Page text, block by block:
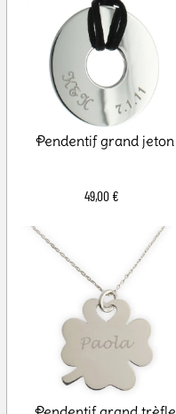
Pendentif grand jeton
49,00 €